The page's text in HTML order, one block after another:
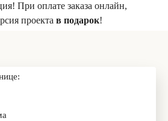
При оплате заказа онлайн,
проекта в подарок!